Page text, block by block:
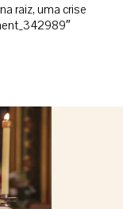
raiz, uma crise